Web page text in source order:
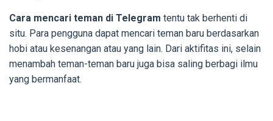
Cara mencari teman di Telegram tentu tak berhenti di
situ. Para pengguna dapat mencari teman baru berdasarkan
hobi atau kesenangan atau yang lain. Dari aktifitas ini, selain
menambah teman-teman baru juga bisa saling berbagi ilmu
yang bermanfaat.